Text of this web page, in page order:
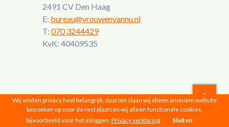
2491 CV Den Haag
E: bureau@vrouwenvannu.nl
T: 070 3244429
KvK: 40409535
Vrouwen van Nu © 2026 |Privacyverklaring
Wij vinden privacy heel belangrijk, daarom slaan wij alleen anoniem website
bezoeken op voor de rest plaatsen wij alleen functionele cookies,
bijvoorbeeld voor het inloggen. Privacy verklaring Sluiten